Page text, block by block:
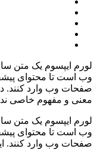
لورم ایپسوم یک متن
وب است تا محتوای
صفحات وب وارد کنند.
معنی و مفهوم خاصی
لورم ایپسوم یک متن
وب است تا محتوای
صفحات وب وارد کنند.